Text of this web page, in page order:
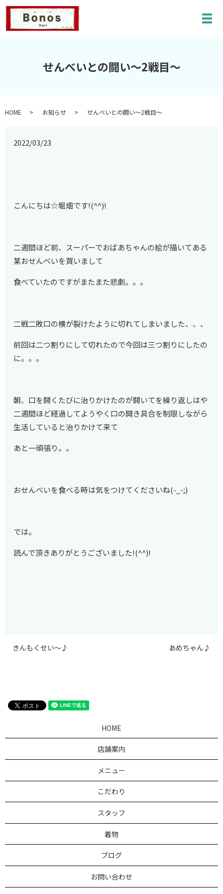
メ
せんべいとの闘い～2戦目～
HOME お知らせ せんべいとの闘い～2戦目～
2022/03/23
こんにちは☆堀畑です!(^^)!
二週間ほど前、スーパーでおばあちゃんの絵が描いてある
某おせんべいを買いまして
食べていたのですがまたまた悲劇。。。
二戦二敗口の横が裂けたように切れてしまいました、、、
前回は二つ割りにして切れたので今回は三つ割りにしたの
に。。。
朝、口を開くたびに治りかけたのが開いてを繰り返しはや
二週間ほど経過してようやく口の開き具合を制限しながら
生活していると治りかけて来て
あと一頑張り。。
おせんべいを食べる時は気をつけてくださいね(-_-;)
では。
読んで頂きありがとうございました!(^^)!
きんもくせい～♪ あめちゃん♪
HOME
店舗案内
メニュー
こだわり
スタッフ
着物
ブログ
お問い合わせ